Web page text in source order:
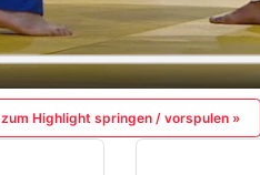
zum Highlight springen / vorspulen »